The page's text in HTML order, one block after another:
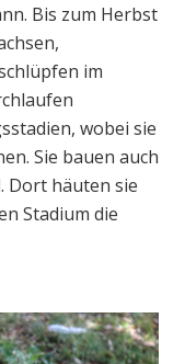
Bis zum Herbst
im
wobei sie
Sie bauen auch
Dort häuten sie
Stadium die